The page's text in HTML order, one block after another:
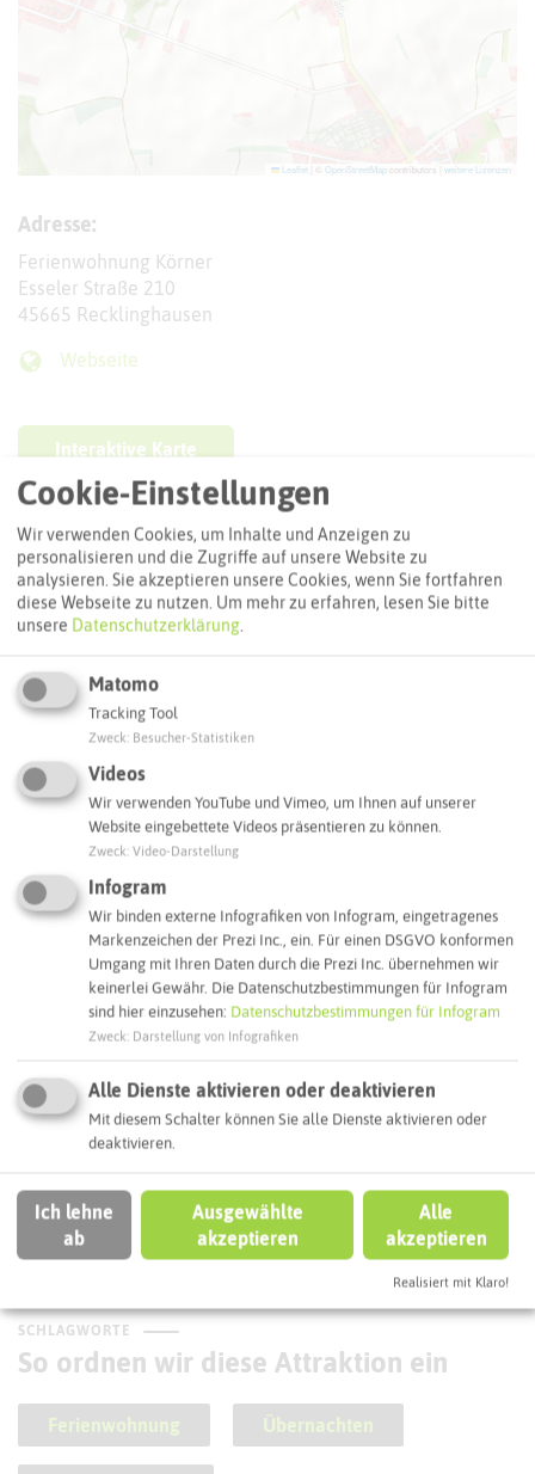
Leaflet OpenStreetMapcontributors | weitere Lizenzen
Adresse:
Ferienwohnung Körner
Esseler Straße 210
45665 Recklinghausen
Webseite
Interaktive Karte
Routenplanung zum Ziel:
ÖPNV-Route finden
Autoroute finden
ATTRAKTIONEN IN DER UMGEBUNG
Was ihr hier noch erleben könnt
RECKLINGHAUSEN
Kornbrennerei Dörlemann
SCHLAGWORTE
So ordnen wir diese Attraktion ein
Ferienwohnung Übernachten
Cookie-Einstellungen
Wir verwenden Cookies, um Inhalte und Anzeigen zu
personalisieren und die Zugriffe auf unsere Website zu
analysieren. Sie akzeptieren unsere Cookies, wenn Sie fortfahren
diese Webseite zu nutzen. Um mehr zu erfahren, lesen Sie bitte
unsere Datenschutzerklärung.
Matomo
Tracking Tool
Zweck Besucher-Statistiken
Videos
Wir verwenden YouTube und Vimeo, um Ihnen auf unserer
Website eingebettete Videos präsentieren zu können.
Zweck Video-Darstellung
Infogram
Wir binden externe Infografiken von Infogram, eingetragenes
Markenzeichen der Prezi Inc., ein. Für einen DSGVO konformen
Umgang mit Ihren Daten durch die Prezi Inc. übernehmen wir
keinerlei Gewähr. Die Datenschutzbestimmungen für Infogram
sind hier einzusehen: Datenschutzbestimmungen für Infogram
Zweck Darstellung von Infografiken
Alle Dienste aktivieren oder deaktivieren
Mit diesem Schalter können Sie alle Dienste aktivieren oder
deaktivieren.
Ich lehne
ab
Ausgewählte
akzeptieren
Alle
akzeptieren
Realisiert mit Klaro!